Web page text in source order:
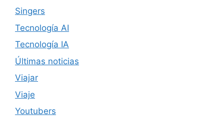
Singers
Tecnología AI
Tecnología IA
Últimas noticias
Viajar
Viaje
Youtubers